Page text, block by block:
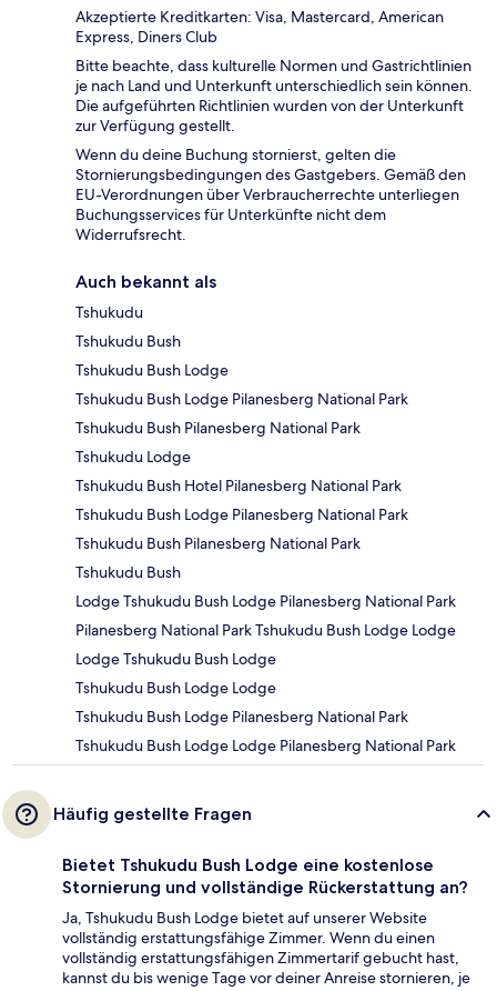
Akzeptierte Kreditkarten: Visa, Mastercard, American
Express, Diners Club
Bitte beachte, dass kulturelle Normen und Gastrichtlinien
je nach Land und Unterkunft unterschiedlich sein können.
Die aufgeführten Richtlinien wurden von der Unterkunft
zur Verfügung gestellt.
Wenn du deine Buchung stornierst, gelten die
Stornierungsbedingungen des Gastgebers. Gemäß den
EU-Verordnungen über Verbraucherrechte unterliegen
Buchungsservices für Unterkünfte nicht dem
Widerrufsrecht.
Auch bekannt als
Tshukudu
Tshukudu Bush
Tshukudu Bush Lodge
Tshukudu Bush Lodge Pilanesberg National Park
Tshukudu Bush Pilanesberg National Park
Tshukudu Lodge
Tshukudu Bush Hotel Pilanesberg National Park
Tshukudu Bush Lodge Pilanesberg National Park
Tshukudu Bush Pilanesberg National Park
Tshukudu Bush
Lodge Tshukudu Bush Lodge Pilanesberg National Park
Pilanesberg National Park Tshukudu Bush Lodge Lodge
Lodge Tshukudu Bush Lodge
Tshukudu Bush Lodge Lodge
Tshukudu Bush Lodge Pilanesberg National Park
Tshukudu Bush Lodge Lodge Pilanesberg National Park
Häufig gestellte Fragen
Bietet Tshukudu Bush Lodge eine kostenlose
Stornierung und vollständige Rückerstattung an?
Ja, Tshukudu Bush Lodge bietet auf unserer Website
vollständig erstattungsfähige Zimmer. Wenn du einen
vollständig erstattungsfähigen Zimmertarif gebucht hast,
kannst du bis wenige Tage vor deiner Anreise stornieren, je